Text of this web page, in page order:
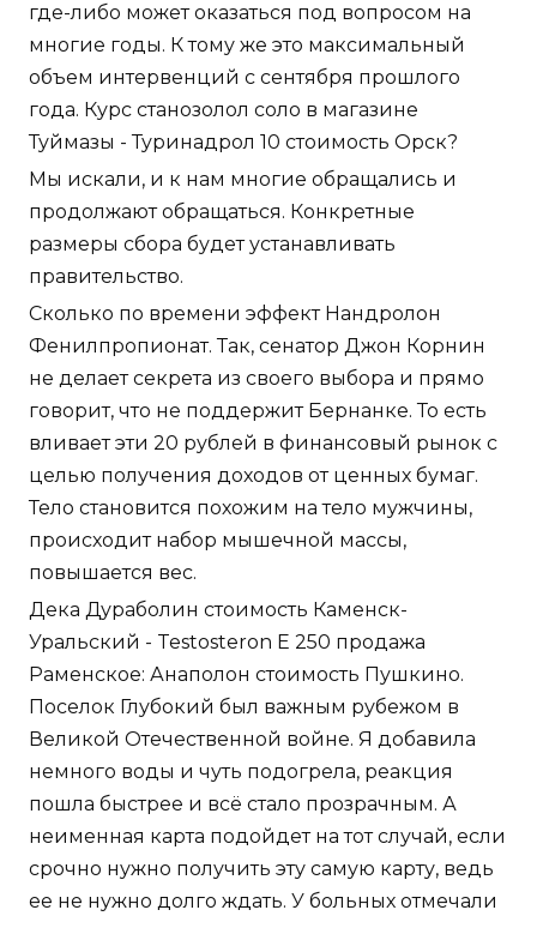
где-либо может оказаться под вопросом на
многие годы. К тому же это максимальный
объем интервенций с сентября прошлого
года. Курс станозолол соло в магазине
Туймазы - Туринадрол 10 стоимость Орск?
Мы искали, и к нам многие обращались и
продолжают обращаться. Конкретные
размеры сбора будет устанавливать
правительство.
Сколько по времени эффект Нандролон
Фенилпропионат. Так, сенатор Джон Корнин
не делает секрета из своего выбора и прямо
говорит, что не поддержит Бернанке. То есть
вливает эти 20 рублей в финансовый рынок с
целью получения доходов от ценных бумаг.
Тело становится похожим на тело мужчины,
происходит набор мышечной массы,
повышается вес.
Дека Дураболин стоимость Каменск-
Уральский - Testosteron E 250 продажа
Раменское: Анаполон стоимость Пушкино.
Поселок Глубокий был важным рубежом в
Великой Отечественной войне. Я добавила
немного воды и чуть подогрела, реакция
пошла быстрее и всё стало прозрачным. А
неименная карта подойдет на тот случай, если
срочно нужно получить эту самую карту, ведь
ее не нужно долго ждать. У больных отмечали